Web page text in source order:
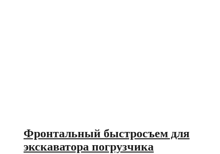
Фронтальный быстросъем для
экскаватора погрузчика